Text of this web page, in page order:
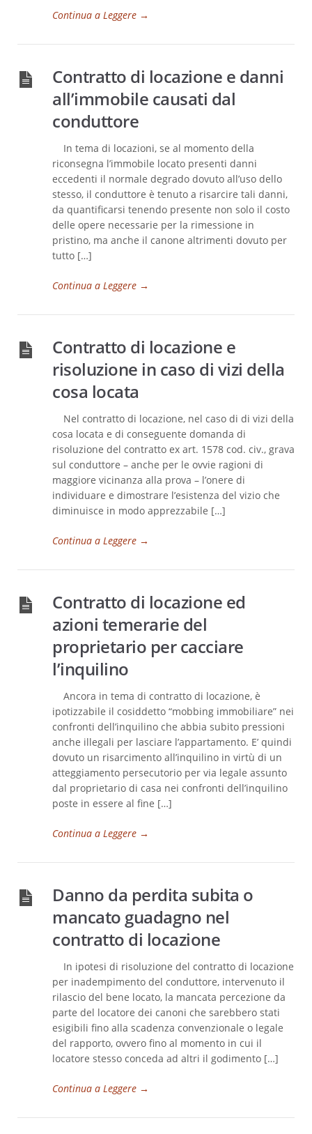
Continua a Leggere →
Contratto di locazione e danni
all’immobile causati dal
conduttore
In tema di locazioni, se al momento della
riconsegna l’immobile locato presenti danni
eccedenti il normale degrado dovuto all’uso dello
stesso, il conduttore è tenuto a risarcire tali danni,
da quantificarsi tenendo presente non solo il costo
delle opere necessarie per la rimessione in
pristino, ma anche il canone altrimenti dovuto per
tutto […]
Continua a Leggere →
Contratto di locazione e
risoluzione in caso di vizi della
cosa locata
Nel contratto di locazione, nel caso di di vizi della
cosa locata e di conseguente domanda di
risoluzione del contratto ex art. 1578 cod. civ., grava
sul conduttore – anche per le ovvie ragioni di
maggiore vicinanza alla prova – l’onere di
individuare e dimostrare l’esistenza del vizio che
diminuisce in modo apprezzabile […]
Continua a Leggere →
Contratto di locazione ed
azioni temerarie del
proprietario per cacciare
l’inquilino
Ancora in tema di contratto di locazione, è
ipotizzabile il cosiddetto “mobbing immobiliare” nei
confronti dell’inquilino che abbia subito pressioni
anche illegali per lasciare l’appartamento. E’ quindi
dovuto un risarcimento all’inquilino in virtù di un
atteggiamento persecutorio per via legale assunto
dal proprietario di casa nei confronti dell’inquilino
poste in essere al fine […]
Continua a Leggere →
Danno da perdita subita o
mancato guadagno nel
contratto di locazione
In ipotesi di risoluzione del contratto di locazione
per inadempimento del conduttore, intervenuto il
rilascio del bene locato, la mancata percezione da
parte del locatore dei canoni che sarebbero stati
esigibili fino alla scadenza convenzionale o legale
del rapporto, ovvero fino al momento in cui il
locatore stesso conceda ad altri il godimento […]
Continua a Leggere →